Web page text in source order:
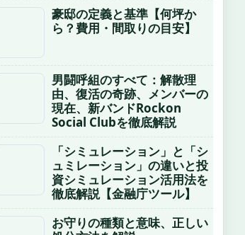
豪邸の定義と基準【何坪か
ら？費用・間取りの目安】
男闘呼組のすべて：解散理
由、復活の奇跡、メンバーの
現在、新バンドRockon
Social Clubを徹底解説
「シミュレーション」と「シ
ュミレーション」の違いと投
資シミュレーション活用法を
徹底解説【金融庁ツール】
お守りの種類と意味、正しい